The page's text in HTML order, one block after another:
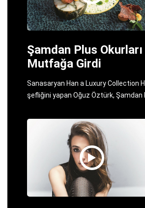
Şamdan Plus
Mutfağa Girdi
Sanasaryan Han a Luxury Collection
şefliğini yapan Oğuz Öztürk, Şamdan